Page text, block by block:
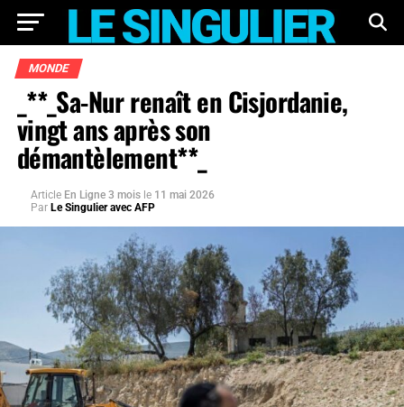
MONDE
_**_Sa-Nur renaît en Cisjordanie,
vingt ans après son
démantèlement**_
Article En Ligne 3 mois le 11 mai 2026
Par Le Singulier avec AFP